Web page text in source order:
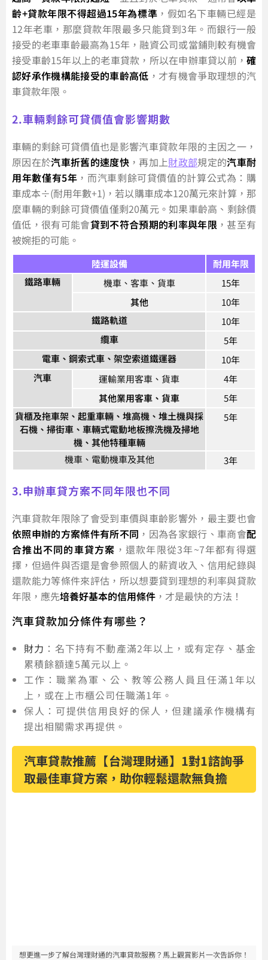
齡+貸款年限不得超過15年為標準 ，假如名下車輛已經是
12年老車，那麼貸款年限最多只能貸到3年。而銀行一般
接受的老車車齡最高為15年，融資公司或當鋪則較有機會
接受車齡15年以上的老車貸款，所以在申辦車貸以前， 確
認好承作機構能接受的車齡高低 ，才有機會爭取理想的汽
車貸款年限。
2.車輛剩餘可貸價值會影響期數
車輛的剩餘可貸價值也是影響汽車貸款年限的主因之一，
原因在於汽車折舊的速度快 ，再加上財政部規定的汽車耐
用年數僅有5年 ，而汽車剩餘可貸價值的計算公式為：購
車成本÷(耐用年數+1)，若以購車成本120萬元來計算，那
麼車輛的剩餘可貸價值僅剩20萬元。如果車齡高、剩餘價
值低，很有可能會貸到不符合預期的利率與年限 ，甚至有
被婉拒的可能。
陸運設備
耐用年限
鐵路車輛
機車、客車、貨車
15年
其他
10年
鐵路軌道
10年
纜車
5年
電車、鋼索式車、架空索道鐵運器
10年
汽車
運輸業用客車、貨車
4年
其他業用客車、貨車
5年
貨櫃及拖車架、起重車輛、堆高機、堆土機與採
石機、掃街車、車輛式電動地板擦洗機及掃地
機、其他特種車輛
5年
機車、電動機車及其他 3年
3.申辦車貸方案不同年限也不同
汽車貸款年限除了會受到車價與車齡影響外，最主要也會
依照申辦的方案條件有所不同 ，因為各家銀行、車商會配
合推出不同的車貸方案 ，還款年限從3年~7年都有得選
擇，但過件與否還是會參照個人的薪資收入、信用紀錄與
還款能力等條件來評估，所以想要貸到理想的利率與貸款
年限，應先培養好基本的信用條件 ，才是最快的方法！
汽車貸款加分條件有哪些？
財力 ：名下持有不動產滿2年以上，或有定存、基金
累積餘額達5萬元以上。
工作：職業為軍、公、教等公務人員且任滿1年以
上，或在上市櫃公司任職滿1年。
保人：可提供信用良好的保人，但建議承作機構有
提出相關需求再提供。
汽車貸款推薦【台灣理財通】1對1諮詢爭
取最佳車貸方案，助你輕鬆還款無負擔
想更進一步了解台灣理財通的汽車貸款服務？馬上觀賞影片一次告訴你！